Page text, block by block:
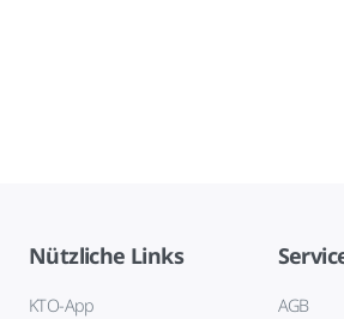
Nützliche Links
KTO-App
AGB